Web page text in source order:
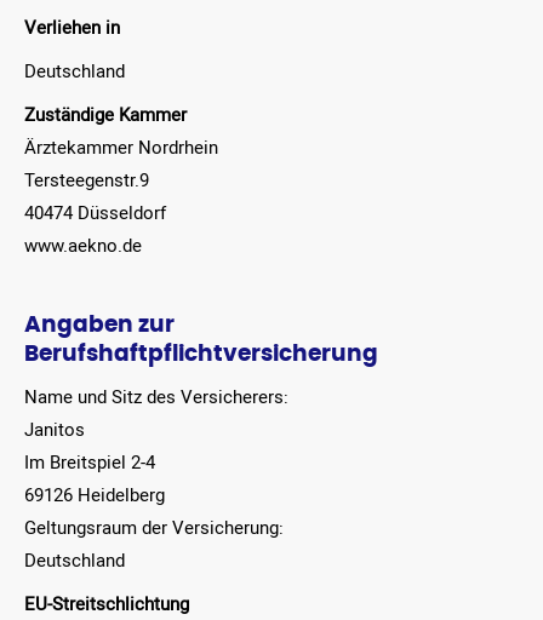
Verliehen in
Deutschland
Zuständige Kammer
Ärztekammer Nordrhein
Tersteegenstr.9
40474 Düsseldorf
www.aekno.de
Angaben zur
Berufshaftpflichtversicherung
Name und Sitz des Versicherers:
Janitos
Im Breitspiel 2-4
69126 Heidelberg
Geltungsraum der Versicherung:
Deutschland
EU-Streitschlichtung